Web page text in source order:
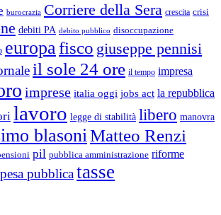
burocrazia Corriere della Sera crescita crisi
debiti PA debito pubblico disoccupazione
europa fisco giuseppe pennisi
il sole 24 ore il tempo impresa
imprese italia oggi jobs act la repubblica
lavoro legge di stabilità libero manovra
blasoni Matteo Renzi
pil pubblica amministrazione riforme
pubblicatasse